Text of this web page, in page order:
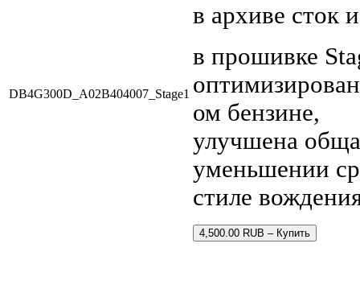
DB4G300D_A02B404007_Stage1
в архиве сток
в прошивке
ом бензине,
улучшена
уменьшении
стиле
4,500.00 RUB – Купить